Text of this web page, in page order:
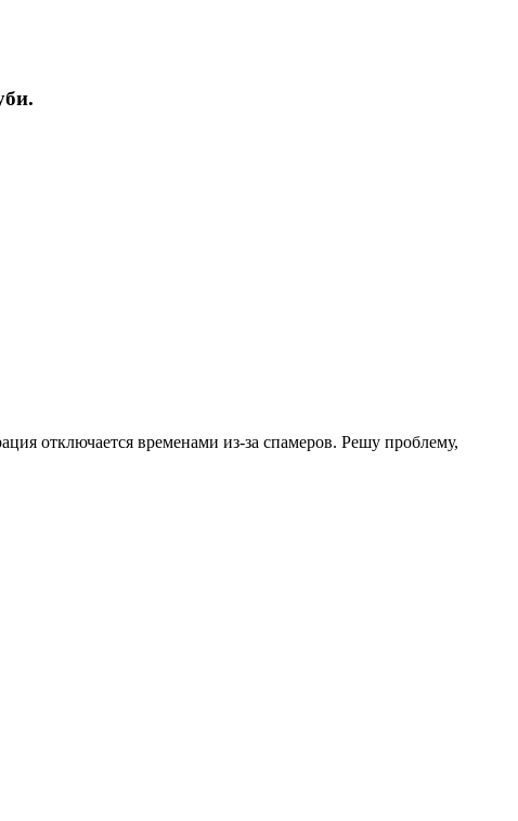
отключается временами из-за спамеров. Решу проблему,